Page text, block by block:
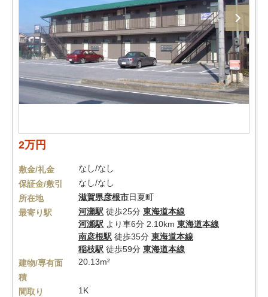
2万円
敷金/礼金
なし/なし
保証金/敷引
なし/なし
所在地
滋賀県彦根市日夏町
最寄り駅
河瀬駅 徒歩25分 東海道本線
河瀬駅 より車6分 2.10km 東海道本線
南彦根駅 徒歩35分 東海道本線
稲枝駅 徒歩59分 東海道本線
建物/専有面
積
20.13m²
間取り
1K